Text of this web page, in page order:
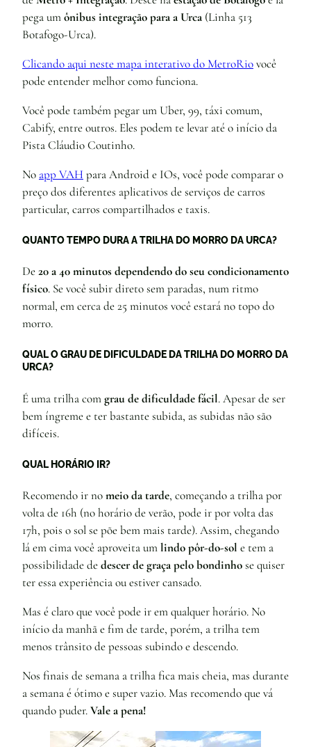
pega umônibus integração para a Urca (Linha 513
Botafogo-Urca).
Clicando aqui neste mapa interativo do MetroRiovocê
pode entender melhor como funciona.
Você pode também pegar um Uber, 99, táxi comum,
Cabify, entre outros. Eles podem te levar até o início da
Pista Cláudio Coutinho.
No app VAH para Android e IOs, você pode comparar o
preço dos diferentes aplicativos de serviços de carros
particular, carros compartilhados e taxis.
QUANTO TEMPO DURA A TRILHA DO MORRO DA URCA?
De20 a 40 minutos dependendo do seu condicionamento
físico. Se você subir direto sem paradas, num ritmo
normal, em cerca de 25 minutos você estará no topo do
morro.
QUAL O GRAU DE DIFICULDADE DA TRILHA DO MORRO DA
URCA?
É uma trilha comgrau de dificuldade fácil. Apesar de ser
bem íngreme e ter bastante subida, as subidas não são
difíceis.
QUAL HORÁRIO IR?
Recomendo ir nomeio da tarde, começando a trilha por
volta de 16h (no horário de verão, pode ir por volta das
17h, pois o sol se põe bem mais tarde). Assim, chegando
lá em cima você aproveita umlindo pôr-do-sol e tem a
possibilidade dedescer de graça pelo bondinhose quiser
ter essa experiência ou estiver cansado.
Mas é claro que você pode ir em qualquer horário. No
início da manhã e fim de tarde, porém, a trilha tem
menos trânsito de pessoas subindo e descendo.
Nos finais de semana a trilha fica mais cheia, mas durante
a semana é ótimo e super vazio. Mas recomendo que vá
quando puder.Vale a pena!